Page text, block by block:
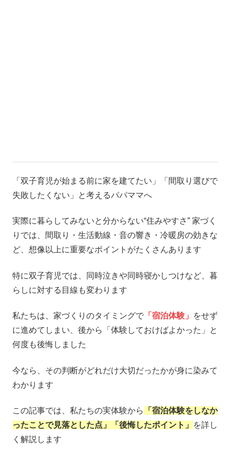
「双子育児が始まる前に家を建てたい」「間取り選びで
失敗したくない」と考えるパパママへ
実際に暮らしてみないと分からない“住みやすさ” 家づく
りでは、間取り・生活動線・音の響き・冷暖房の効きな
ど、想像以上に重要なポイントがたくさんあります
特に双子育児では、同時泣きや同時寝かしつけなど、暮
らしに対する目線も変わります
私たちは、家づくりのタイミングで 「宿泊体験」
をせず
に進めてしまい、後から「体験しておけばよかった」と
何度も後悔しました
今なら、その判断がどれだけ大切だったかが身に染みて
わかります
この記事では、私たちの実体験から
「宿泊体験をしなか
ったことで見落とした点」「後悔したポイント」
を詳し
く解説します